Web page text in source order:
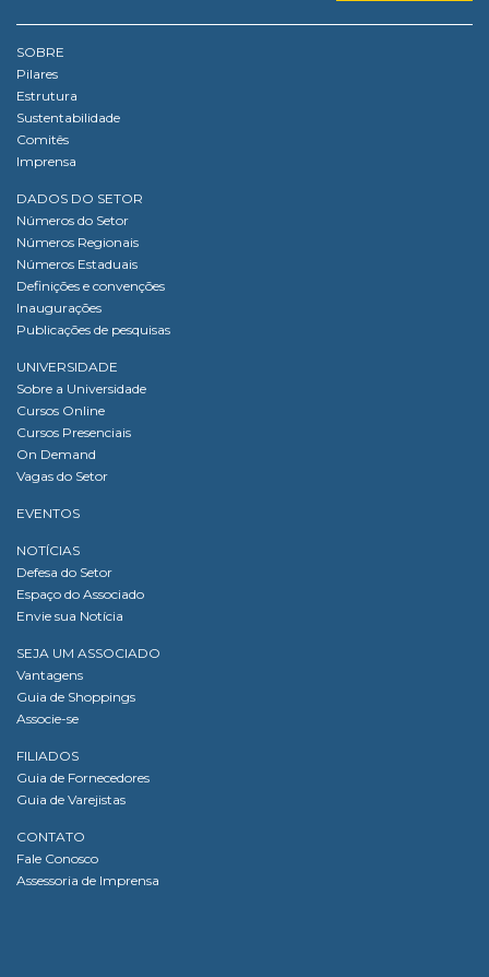
SOBRE
Pilares
Estrutura
Sustentabilidade
Comitês
Imprensa
DADOS DO SETOR
Números do Setor
Números Regionais
Números Estaduais
Definições e convenções
Inaugurações
Publicações de pesquisas
UNIVERSIDADE
Sobre a Universidade
Cursos Online
Cursos Presenciais
On Demand
Vagas do Setor
EVENTOS
NOTÍCIAS
Defesa do Setor
Espaço do Associado
Envie sua Notícia
SEJA UM ASSOCIADO
Vantagens
Guia de Shoppings
Associe-se
FILIADOS
Guia de Fornecedores
Guia de Varejistas
CONTATO
Fale Conosco
Assessoria de Imprensa